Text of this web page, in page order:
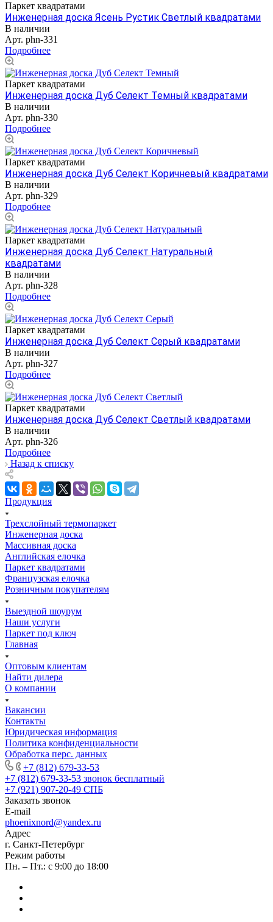
Паркет квадратами
Инженерная доска Ясень Рустик Светлый квадратами
В наличии
Арт. phn-331
Подробнее
Паркет квадратами
Инженерная доска Дуб Селект Темный квадратами
В наличии
Арт. phn-330
Подробнее
Паркет квадратами
Инженерная доска Дуб Селект Коричневый квадратами
В наличии
Арт. phn-329
Подробнее
Паркет квадратами
Инженерная доска Дуб Селект Натуральный
квадратами
В наличии
Арт. phn-328
Подробнее
Паркет квадратами
Инженерная доска Дуб Селект Серый квадратами
В наличии
Арт. phn-327
Подробнее
Паркет квадратами
Инженерная доска Дуб Селект Светлый квадратами
В наличии
Арт. phn-326
Подробнее
Назад к списку
Продукция
Трехслойный термопаркет
Инженерная доска
Массивная доска
Английская елочка
Паркет квадратами
Французская елочка
Розничным покупателям
Выездной шоурум
Наши услуги
Паркет под ключ
Главная
Оптовым клиентам
Найти дилера
О компании
Вакансии
Контакты
Юридическая информация
Политика конфиденциальности
Обработка перс. данных
+7 (812) 679-33-53
+7 (812) 679-33-53 звонок бесплатный
+7 (921) 907-20-49 СПБ
Заказать звонок
E-mail
phoenixnord@yandex.ru
Адрес
г. Санкт-Петербург
Режим работы
Пн. – Пт.: с 9:00 до 18:00